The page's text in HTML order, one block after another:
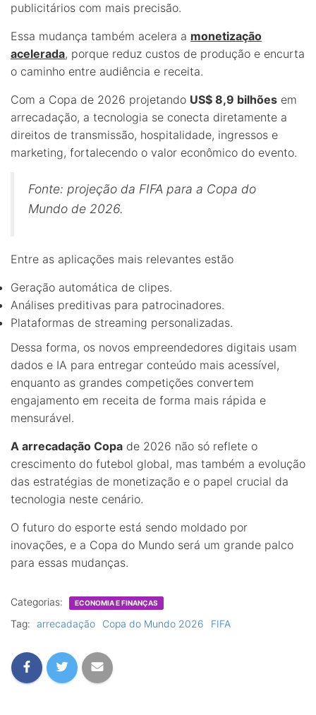
publicitários com mais precisão.
Essa mudança também acelera a monetização
acelerada, porque reduz custos de produção e encurta
o caminho entre audiência e receita.
Com a Copa de 2026 projetando US$ 8,9 bilhões em
arrecadação, a tecnologia se conecta diretamente a
direitos de transmissão, hospitalidade, ingressos e
marketing, fortalecendo o valor econômico do evento.
Fonte: projeção da FIFA para a Copa do
Mundo de 2026.
Entre as aplicações mais relevantes estão
Geração automática de clipes.
Análises preditivas para patrocinadores.
Plataformas de streaming personalizadas.
Dessa forma, os novos empreendedores digitais usam
dados e IA para entregar conteúdo mais acessível,
enquanto as grandes competições convertem
engajamento em receita de forma mais rápida e
mensurável.
A arrecadação Copa de 2026 não só reflete o
crescimento do futebol global, mas também a evolução
das estratégias de monetização e o papel crucial da
tecnologia neste cenário.
O futuro do esporte está sendo moldado por
inovações, e a Copa do Mundo será um grande palco
para essas mudanças.
Categorias: ECONOMIA E FINANÇAS
Tag: arrecadação Copa do Mundo 2026 FIFA